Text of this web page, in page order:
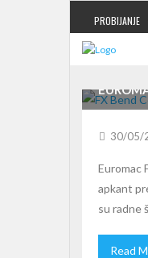
PROBIJANJE
30/05/
Euromac
apkant
su radne
Read